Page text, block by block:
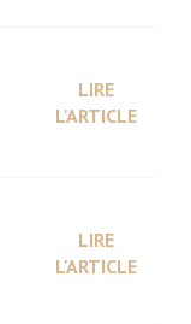
LIRE
L'ARTICLE
LIRE
L'ARTICLE